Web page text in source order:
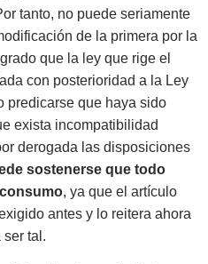
tanto, no puede seriamente
de la primera por la
que la ley que rige el
con posterioridad a la Ley
predicarse que haya sido
exista incompatibilidad
derogada las disposiciones
sostenerse que todo
, ya que el artículo
antes y lo reitera ahora
ser tal.